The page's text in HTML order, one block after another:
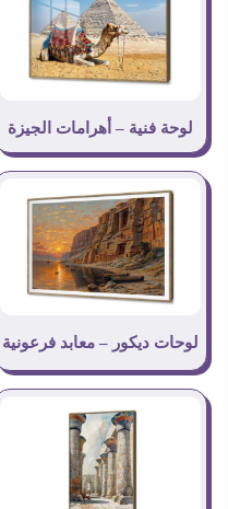
لوحة فنية – أهرامات الجيزة
لوحات ديكور – معابد فرعونية